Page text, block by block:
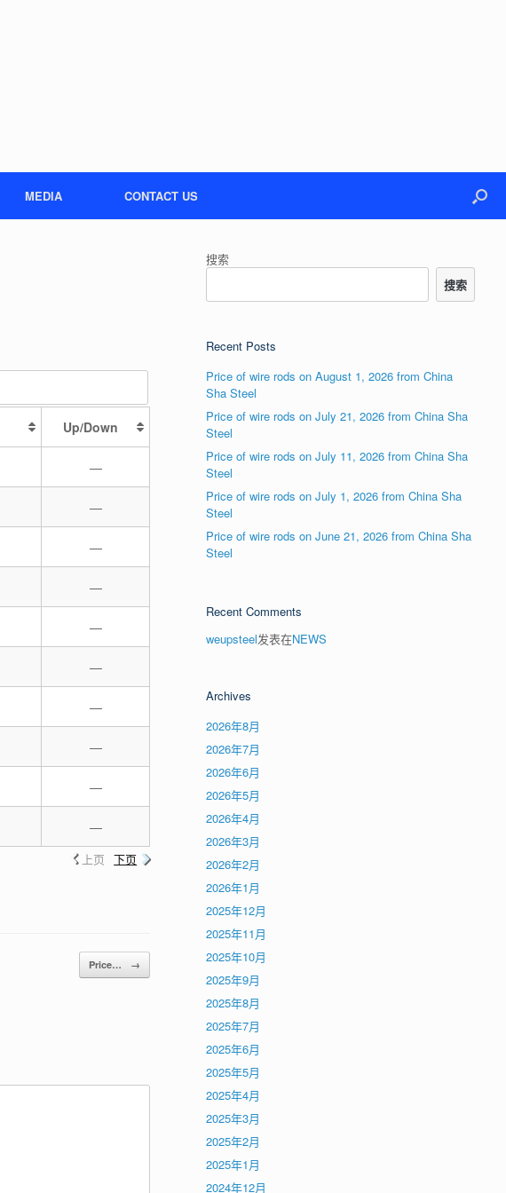
MEDIA CONTACT US
Up/Down
—
—
—
—
—
—
—
—
—
—
上页 下页
Price… →
搜索
搜索
Recent Posts
Price of wire rods on August 1, 2026 from China
Sha Steel
Price of wire rods on July 21, 2026 from China Sha
Steel
Price of wire rods on July 11, 2026 from China Sha
Steel
Price of wire rods on July 1, 2026 from China Sha
Steel
Price of wire rods on June 21, 2026 from China Sha
Steel
Recent Comments
weupsteel发表在NEWS
Archives
2026年8月
2026年7月
2026年6月
2026年5月
2026年4月
2026年3月
2026年2月
2026年1月
2025年12月
2025年11月
2025年10月
2025年9月
2025年8月
2025年7月
2025年6月
2025年5月
2025年4月
2025年3月
2025年2月
2025年1月
2024年12月